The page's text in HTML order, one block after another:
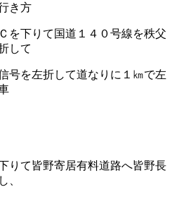
き方
を下りて国道１４０号線を秩父
して
号を左折して道なりに１㎞で左
りて皆野寄居有料道路へ皆野長
、